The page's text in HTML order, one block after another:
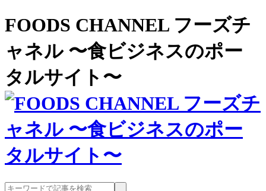
FOODS CHANNEL フーズチ
ャネル 〜食ビジネスのポー
タルサイト〜